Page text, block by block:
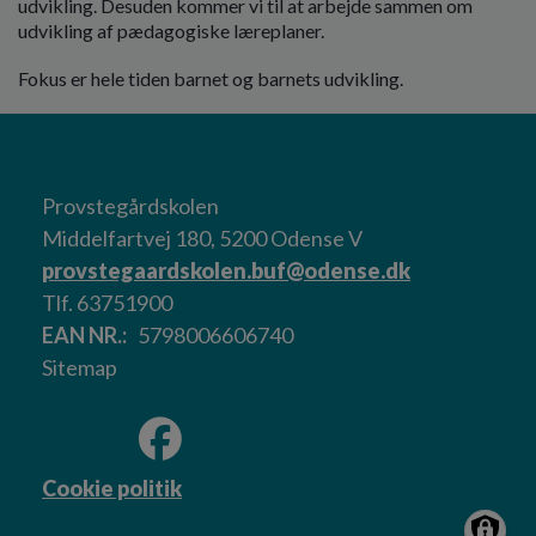
udvikling. Desuden kommer vi til at arbejde sammen om
udvikling af pædagogiske læreplaner.
Fokus er hele tiden barnet og barnets udvikling.
Provstegårdskolen
Middelfartvej 180, 5200 Odense V
provstegaardskolen.buf@odense.dk
Tlf. 63751900
EAN NR.
5798006606740
Sitemap
Cookie politik